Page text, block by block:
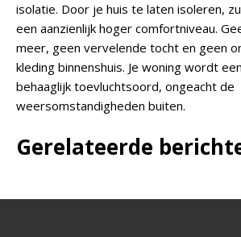
isolatie. Door je huis te laten isoleren,
een aanzienlijk hoger comfortniveau.
meer, geen vervelende tocht en geen
kleding binnenshuis. Je woning wordt
behaaglijk toevluchtsoord, ongeacht de
weersomstandigheden buiten.
Gerelateerde